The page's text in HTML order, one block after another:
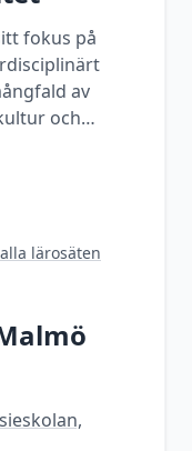
fokus på
av
och
lärosäten